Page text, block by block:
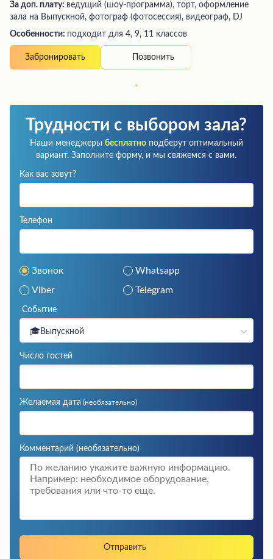
За доп. плату: ведущий (шоу-программа), торт, оформление
зала на Выпускной, фотограф (фотосессия), видеограф, DJ
Особенности: подходит для 4, 9, 11 классов
Забронировать Позвонить
Трудности с выбором зала?
Наши менеджеры бесплатноподберут оптимальный
вариант. Заполните форму, и мы свяжемся с вами.
Как вас зовут?
Телефон
Звонок
Whatsapp
Viber
Telegram
Событие
🎓Выпускной
Число гостей
Желаемая дата (необязательно)
Комментарий (необязательно)